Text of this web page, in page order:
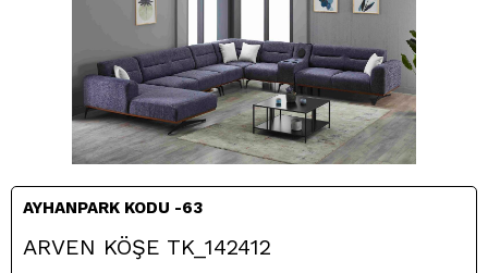
AYHANPARK KODU -63
ARVEN KÖŞE TK_142412